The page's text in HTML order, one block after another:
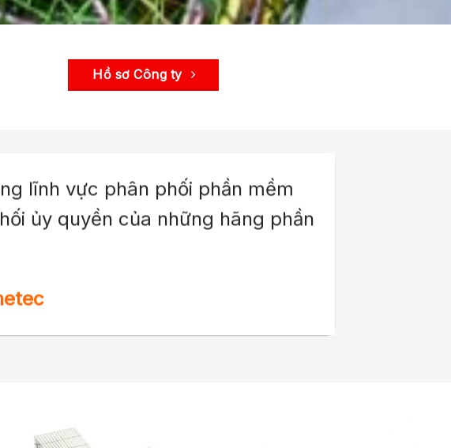
Hồ sơ Công ty
lĩnh vực phân phối phần mềm
ủy quyền của những hãng phần